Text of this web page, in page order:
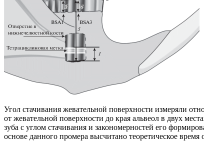
Угол стачивания жевательной поверхности измеряли
от жевательной поверхности до края альвеол в двух
зуба с углом стачивания и закономерностей его
основе данного промера высчитано теоретическое